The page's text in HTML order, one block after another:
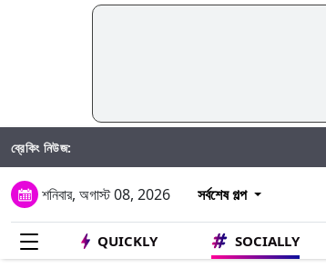
ব্রেকিং নিউজ:
শনিবার, অগাস্ট 08, 2026 সর্বশেষ গল্প
QUICKLY SOCIALLY